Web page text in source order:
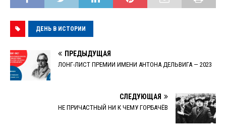
ДЕНЬ В ИСТОРИИ
ПРЕДЫДУЩАЯ
ЛОНГ-ЛИСТ ПРЕМИИ ИМЕНИ АНТОНА ДЕЛЬВИГА — 2023
СЛЕДУЮЩАЯ
НЕ ПРИЧАСТНЫЙ НИ К ЧЕМУ ГОРБАЧЁВ